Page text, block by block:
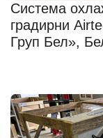
Система
градирни
Груп Бел»,